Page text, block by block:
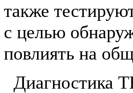
также
с целью
повлиять на
Диагностика